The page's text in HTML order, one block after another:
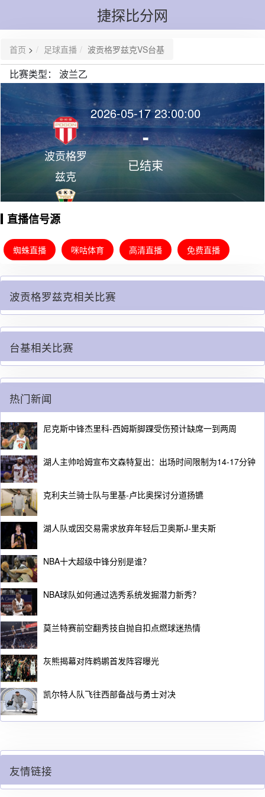
捷探比分网
首页 > 足球直播 波贡格罗兹克VS台基
比赛类型： 波兰乙
波贡格罗
兹克
2026-05-17 23:00:00
-
已结束
台基
直播信号源
蜘蛛直播 咪咕体育 高清直播 免费直播
波贡格罗兹克相关比赛
台基相关比赛
热门新闻
尼克斯中锋杰里科-西姆斯脚踝受伤预计缺席一到两周
湖人主帅哈姆宣布文森特复出：出场时间限制为14-17分钟
克利夫兰骑士队与里基-卢比奥探讨分道扬镳
湖人队或因交易需求放弃年轻后卫奥斯J-里夫斯
NBA十大超级中锋分别是谁？
NBA球队如何通过选秀系统发掘潜力新秀？
莫兰特赛前空翻秀技自抛自扣点燃球迷热情
灰熊揭幕对阵鹈鹕首发阵容曝光
凯尔特人队飞往西部备战与勇士对决
友情链接